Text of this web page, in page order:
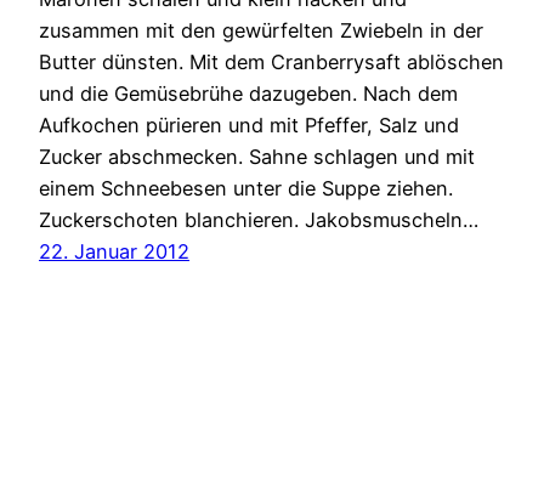
zusammen mit den gewürfelten Zwiebeln in der
Butter dünsten. Mit dem Cranberrysaft ablöschen
und die Gemüsebrühe dazugeben. Nach dem
Aufkochen pürieren und mit Pfeffer, Salz und
Zucker abschmecken. Sahne schlagen und mit
einem Schneebesen unter die Suppe ziehen.
Zuckerschoten blanchieren. Jakobsmuscheln…
22. Januar 2012